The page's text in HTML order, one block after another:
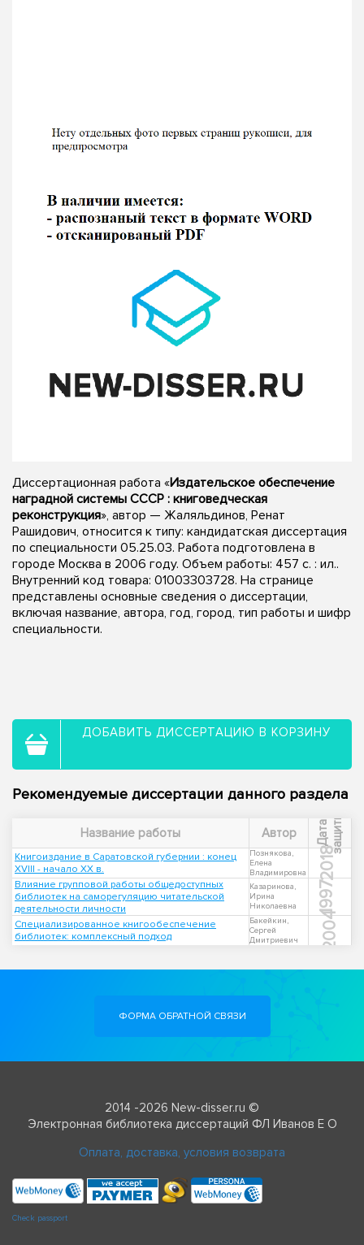
Диссертационная работа «Издательское обеспечение
наградной системы СССР : книговедческая
реконструкция», автор — Жаляльдинов, Ренат
Рашидович, относится к типу: кандидатская диссертация
по специальности 05.25.03. Работа подготовлена в
городе Москва в 2006 году. Объем работы: 457 с. : ил..
Внутренний код товара: 01003303728. На странице
представлены основные сведения о диссертации,
включая название, автора, год, город, тип работы и шифр
специальности.
ДОБАВИТЬ ДИССЕРТАЦИЮ В КОРЗИНУ
Рекомендуемые диссертации данного раздела
Название работы Автор Д
а
т
а
з
а
щ
и
т ы
Книгоиздание в Саратовской губернии : конец
XVIII - начало XX в.
Познякова,
Елена
Владимировна
2018
Влияние групповой работы общедоступных
библиотек на саморегуляцию читательской
деятельности личности
Казаринова,
Ирина
Николаевна
1997
Специализированное книгообеспечение
библиотек: комплексный подход
Бакейкин,
Сергей
Дмитриевич
2004
ФОРМА ОБРАТНОЙ СВЯЗИ
2014 -2026 New-disser.ru ©
Электронная библиотека диссертаций ФЛ Иванов Е О
Оплата, доставка, условия возврата
Check passport